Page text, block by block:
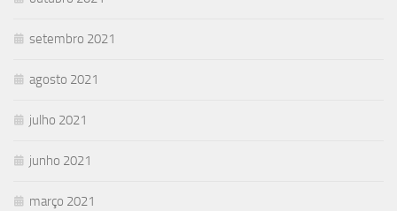
setembro 2021
agosto 2021
julho 2021
junho 2021
março 2021